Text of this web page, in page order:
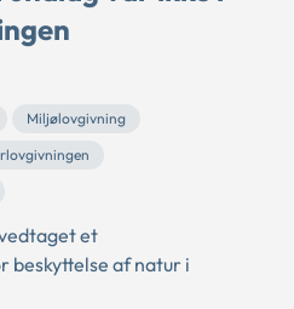
Miljølovgivning
et
beskyttelse af natur i